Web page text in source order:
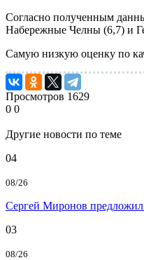
Согласно полученным
Набережные Челны (6,7) и
Самую низкую оценку по
Просмотров 1629
0 0
Другие новости по теме
04
08/26
Сергей Миронов предложил
03
08/26